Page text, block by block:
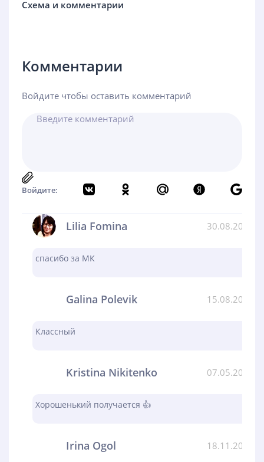
Схема и комментарии
Комментарии
Войдите чтобы оставить комментарий
Войдите:
Lilia Fomina 30.08.2024
спасибо за МК
Galina Polevik 15.08.2024
Классный
Kristina Nikitenko 07.05.2024
Хорошенький получается 👍
Irina Ogol 18.11.2023